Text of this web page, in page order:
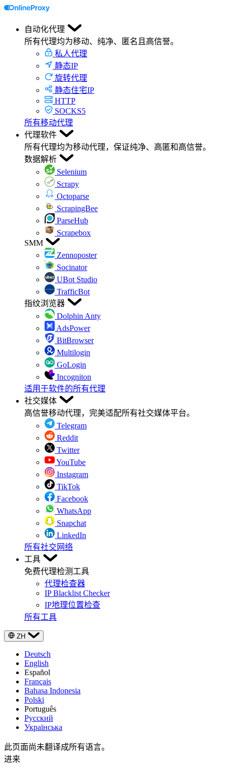
自动化代理
所有代理均为移动、纯净、匿名且高信誉。
私人代理
静态IP
旋转代理
静态住宅IP
HTTP
SOCKS5
所有移动代理
代理软件
所有代理均为移动代理，保证纯净、高匿和高信誉。
数据解析
Selenium
Scrapy
Octoparse
ScrapingBee
ParseHub
Scrapebox
SMM
Zennoposter
Socinator
UBot Studio
TrafficBot
指纹浏览器
Dolphin Anty
AdsPower
BitBrowser
Multilogin
GoLogin
Incogniton
适用于软件的所有代理
社交媒体
高信誉移动代理，完美适配所有社交媒体平台。
Telegram
Reddit
Twitter
YouTube
Instagram
TikTok
Facebook
WhatsApp
Snapchat
LinkedIn
所有社交网络
工具
免费代理检测工具
代理检查器
IP Blacklist Checker
IP地理位置检查
所有工具
ZH
Deutsch
English
Español
Français
Bahasa Indonesia
Polski
Português
Русский
Українська
此页面尚未翻译成所有语言。
进来